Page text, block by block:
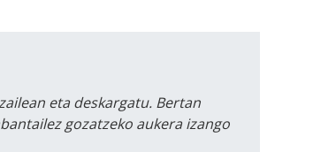
eta deskargatu. Bertan
gozatzeko aukera izango